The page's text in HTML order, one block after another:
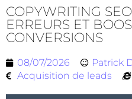
COPYWRITING
ERREURS ET
CONVERSIONS
08/07/2026 Patrick
Acquisition de leads